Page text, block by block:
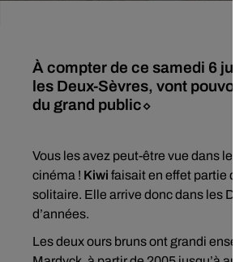
À compter de ce samedi 6
les Deux-Sèvres, vont
du grand public⬦
Vous les avez peut-être vue dans le
cinéma ! Kiwi faisait en effet partie
solitaire. Elle arrive donc dans les
d’années.
Les deux ours bruns ont grandi